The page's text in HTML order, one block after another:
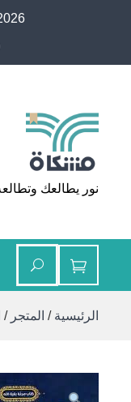
مشكاة
نور يطالعك
الرئيسية / المتجر /